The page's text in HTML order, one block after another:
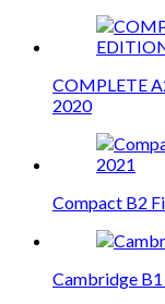
COMPLETE
2020
Compact B2
Cambridge